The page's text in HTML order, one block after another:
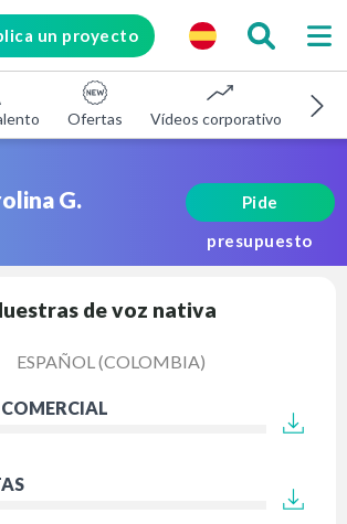
un proyecto
Ofertas Vídeos corporativos E-
G.
Pide
presupuesto
de voz nativa
ESPAÑOL (COLOMBIA)